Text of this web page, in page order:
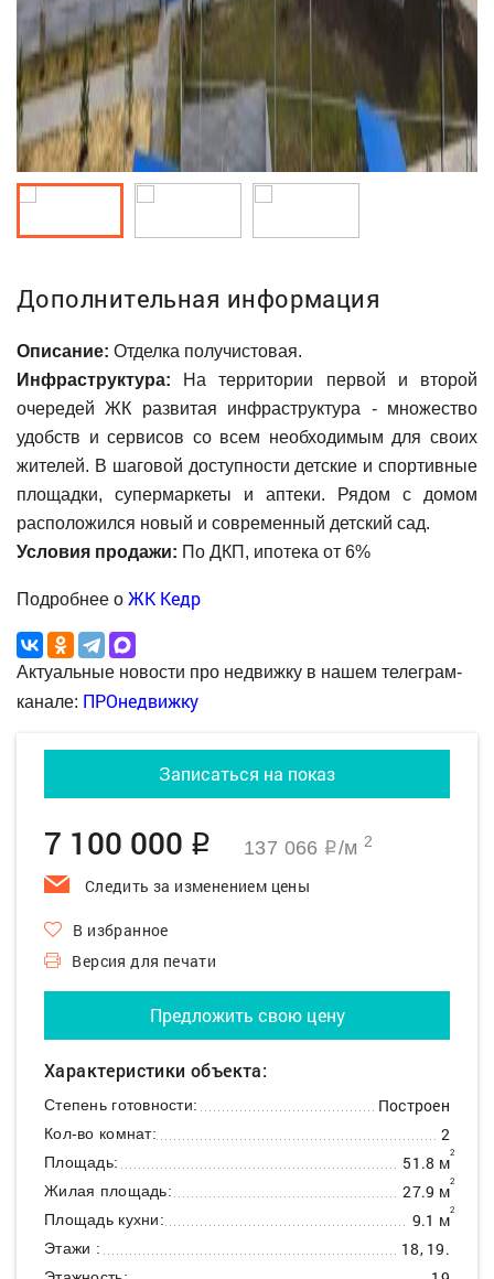
Дополнительная информация
Описание: Отделка получистовая.
Инфраструктура: На территории первой и второй
очередей ЖК развитая инфраструктура - множество
удобств и сервисов со всем необходимым для своих
жителей. В шаговой доступности детские и спортивные
площадки, супермаркеты и аптеки. Рядом с домом
расположился новый и современный детский сад.
Условия продажи: По ДКП, ипотека от 6%
Подробнее о ЖК Кедр
Актуальные новости про недвижку в нашем телеграм-
канале: ПРОнедвижку
Записаться на показ
7 100 000 q 137 066 q/м 2
Следить за изменением цены
В избранное
Версия для печати
Предложить свою цену
Характеристики объекта:
Степень готовности: Построен
Кол-во комнат: 2
Площадь: 51.8 м2
Жилая площадь: 27.9 м2
Площадь кухни: 9.1 м2
Этажи : 18, 19.